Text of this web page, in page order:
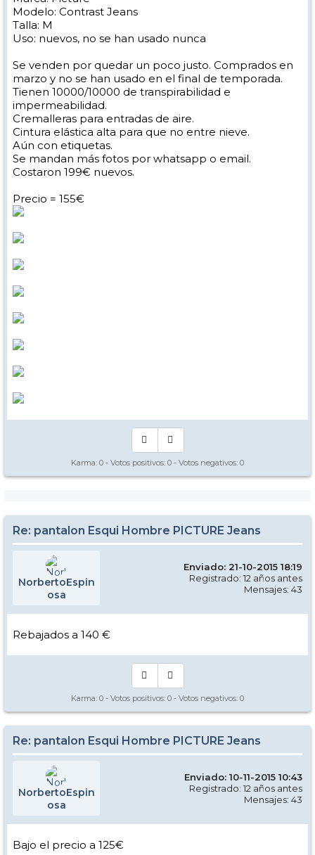
Modelo: Contrast Jeans
Talla: M
Uso: nuevos, no se han usado nunca
Se venden por quedar un poco justo. Comprados en
marzo y no se han usado en el final de temporada.
Tienen 10000/10000 de transpirabilidad e
impermeabilidad.
Cremalleras para entradas de aire.
Cintura elástica alta para que no entre nieve.
Aún con etiquetas.
Se mandan más fotos por whatsapp o email.
Costaron 199€ nuevos.
Precio = 155€
Karma: 0 - Votos positivos: 0 - Votos negativos: 0
Re: pantalon Esqui Hombre PICTURE Jeans
NorbertoEspin
osa
Enviado: 21-10-2015 18:19
Registrado: 12 años antes
Mensajes: 43
Rebajados a 140 €
Karma: 0 - Votos positivos: 0 - Votos negativos: 0
Re: pantalon Esqui Hombre PICTURE Jeans
NorbertoEspin
osa
Enviado: 10-11-2015 10:43
Registrado: 12 años antes
Mensajes: 43
Bajo el precio a 125€